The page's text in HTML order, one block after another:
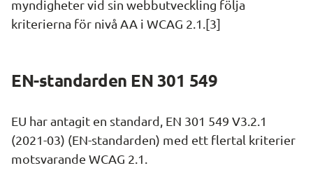
myndigheter vid sin webbutveckling följa
kriterierna för nivå AA i WCAG 2.1.[3]
EN-standarden EN 301 549
EU har antagit en standard, EN 301 549 V3.2.1
(2021-03) (EN-standarden) med ett flertal kriterier
motsvarande WCAG 2.1.